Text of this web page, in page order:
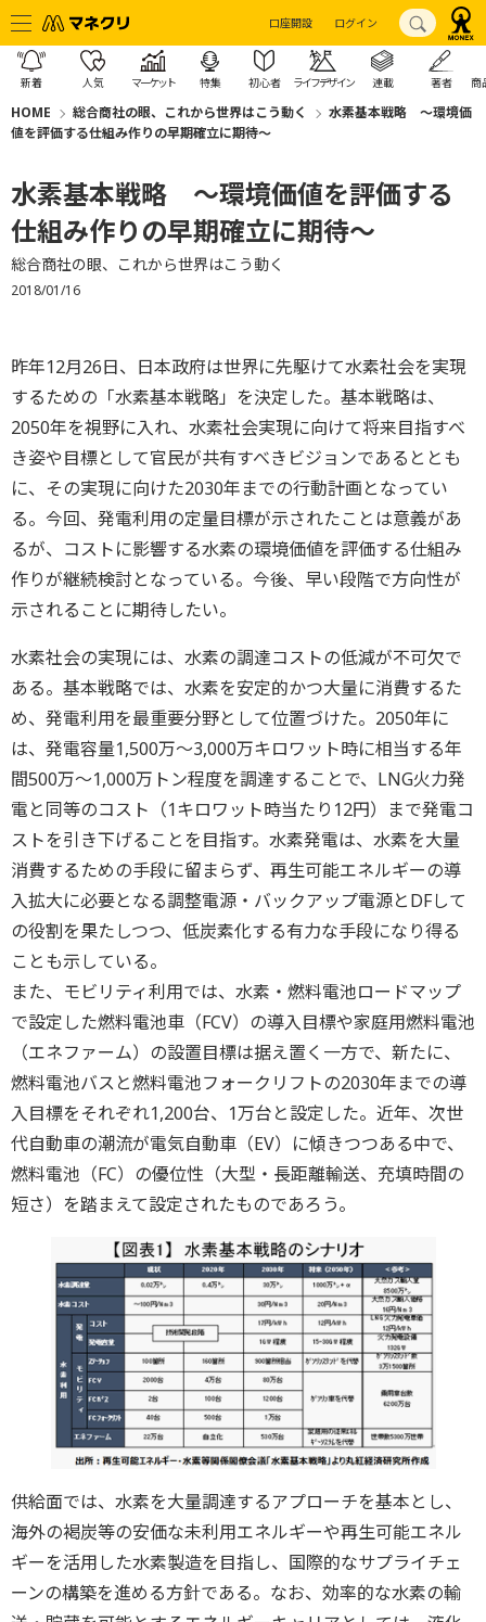
口座開設 ログイン
新着 人気 マーケット 特集 初心者 ライフデザイン 連載 著者 商
HOME 総合商社の眼、これから世界はこう動く
水素基本戦略 ～環境価
値を評価する仕組み作りの早期確立に期待～
水素基本戦略 ～環境価値を評価する
仕組み作りの早期確立に期待～
総合商社の眼、これから世界はこう動く
2018/01/16
昨年12月26日、日本政府は世界に先駆けて水素社会を実現
するための「水素基本戦略」を決定した。基本戦略は、
2050年を視野に入れ、水素社会実現に向けて将来目指すべ
き姿や目標として官民が共有すべきビジョンであるととも
に、その実現に向けた2030年までの行動計画となってい
る。今回、発電利用の定量目標が示されたことは意義があ
るが、コストに影響する水素の環境価値を評価する仕組み
作りが継続検討となっている。今後、早い段階で方向性が
示されることに期待したい。
水素社会の実現には、水素の調達コストの低減が不可欠で
ある。基本戦略では、水素を安定的かつ大量に消費するた
め、発電利用を最重要分野として位置づけた。2050年に
は、発電容量1,500万～3,000万キロワット時に相当する年
間500万～1,000万トン程度を調達することで、LNG火力発
電と同等のコスト（1キロワット時当たり12円）まで発電コ
ストを引き下げることを目指す。水素発電は、水素を大量
消費するための手段に留まらず、再生可能エネルギーの導
入拡大に必要となる調整電源・バックアップ電源とDFして
の役割を果たしつつ、低炭素化する有力な手段になり得る
ことも示している。
また、モビリティ利用では、水素・燃料電池ロードマップ
で設定した燃料電池車（FCV）の導入目標や家庭用燃料電池
（エネファーム）の設置目標は据え置く一方で、新たに、
燃料電池バスと燃料電池フォークリフトの2030年までの導
入目標をそれぞれ1,200台、1万台と設定した。近年、次世
代自動車の潮流が電気自動車（EV）に傾きつつある中で、
燃料電池（FC）の優位性（大型・長距離輸送、充填時間の
短さ）を踏まえて設定されたものであろう。
供給面では、水素を大量調達するアプローチを基本とし、
海外の褐炭等の安価な未利用エネルギーや再生可能エネル
ギーを活用した水素製造を目指し、国際的なサプライチェ
ーンの構築を進める方針である。なお、効率的な水素の輸